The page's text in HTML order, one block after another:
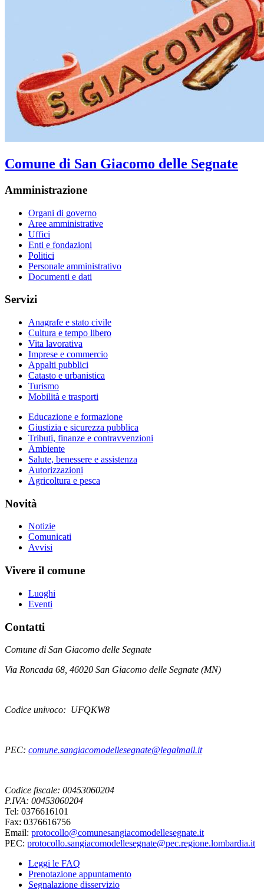
Comune di San Giacomo delle Segnate
Amministrazione
Organi di governo
Aree amministrative
Uffici
Enti e fondazioni
Politici
Personale amministrativo
Documenti e dati
Servizi
Anagrafe e stato civile
Cultura e tempo libero
Vita lavorativa
Imprese e commercio
Appalti pubblici
Catasto e urbanistica
Turismo
Mobilità e trasporti
Educazione e formazione
Giustizia e sicurezza pubblica
Tributi, finanze e contravvenzioni
Ambiente
Salute, benessere e assistenza
Autorizzazioni
Agricoltura e pesca
Novità
Notizie
Comunicati
Avvisi
Vivere il comune
Luoghi
Eventi
Contatti
Comune di San Giacomo delle Segnate
Via Roncada 68, 46020 San Giacomo delle Segnate (MN)
Codice univoco: UFQKW8
PEC: comune.sangiacomodellesegnate@legalmail.it
Codice fiscale: 00453060204
P.IVA: 00453060204
Tel: 0376616101
Fax: 0376616756
Email: protocollo@comunesangiacomodellesegnate.it
PEC: protocollo.sangiacomodellesegnate@pec.regione.lombardia.it
Leggi le FAQ
Prenotazione appuntamento
Segnalazione disservizio